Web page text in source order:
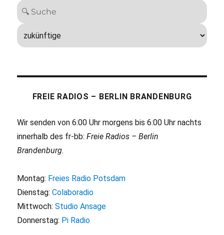
FREIE RADIOS – BERLIN BRANDENBURG
Wir senden von 6:00 Uhr morgens bis 6:00 Uhr nachts
innerhalb des fr-bb:Freie Radios – Berlin
Brandenburg.
Montag: Freies Radio Potsdam
Dienstag:Colaboradio
Mittwoch:Studio Ansage
Donnerstag: Pi Radio